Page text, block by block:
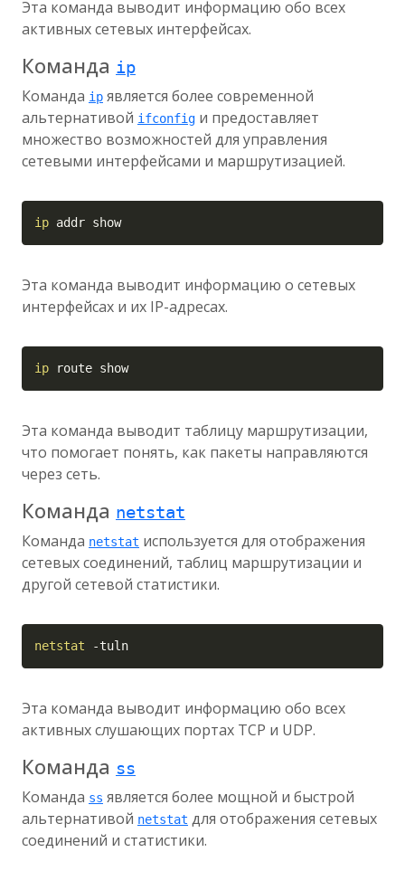
Эта команда выводит информацию обо всех
активных сетевых интерфейсах.
Команда ip
Команда ip является более современной
альтернативой ifconfig и предоставляет
множество возможностей для управления
сетевыми интерфейсами и маршрутизацией.
ip addr show
Эта команда выводит информацию о сетевых
интерфейсах и их IP-адресах.
ip route show
Эта команда выводит таблицу маршрутизации,
что помогает понять, как пакеты направляются
через сеть.
Команда netstat
Команда netstat используется для отображения
сетевых соединений, таблиц маршрутизации и
другой сетевой статистики.
netstat -tuln
Эта команда выводит информацию обо всех
активных слушающих портах TCP и UDP.
Команда ss
Команда ss является более мощной и быстрой
альтернативой netstat для отображения сетевых
соединений и статистики.